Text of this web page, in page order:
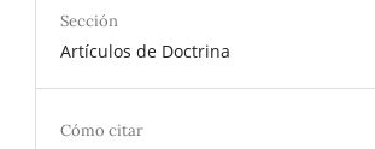
Sección
Artículos de Doctrina
Cómo citar